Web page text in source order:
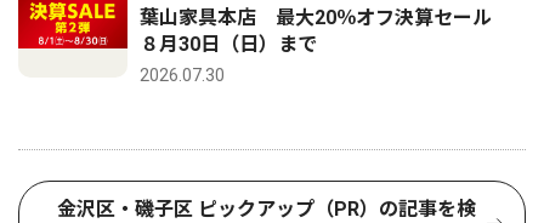
葉山家具本店 最大20％オフ決算セール
８月30日（日）まで
2026.07.30
金沢区・磯子区 ピックアップ（PR）の記事を検